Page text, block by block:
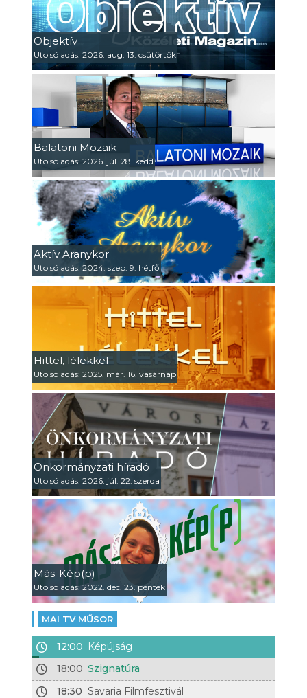
Objektív
Utolsó adás: 2026. aug. 13. csütörtök
Balatoni Mozaik
Utolsó adás: 2026. júl. 28. kedd
Aktív Aranykor
Utolsó adás: 2024. szep. 9. hétfő
Hittel, lélekkel
Utolsó adás: 2025. már. 16. vasárnap
Önkormányzati híradó
Utolsó adás: 2026. júl. 22. szerda
Más-Kép(p)
Utolsó adás: 2022. dec. 23. péntek
MAI TV MŰSOR
12:00 Képújság
18:00 Szignatúra
18:30 Savaria Filmfesztivál